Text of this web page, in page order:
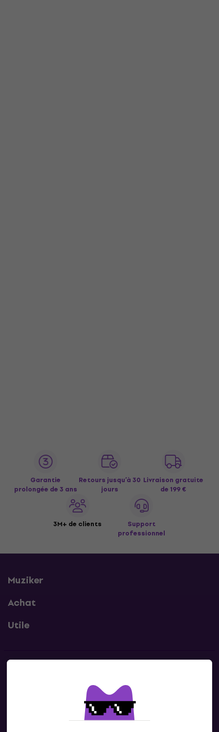
Garantie
prolongée de 3 ans
Retours jusqu’à 30
jours
Livraison gratuite
de 199 €
3M+ de clients
Support
professionnel
Muziker
Achat
Utile
Contacte nous